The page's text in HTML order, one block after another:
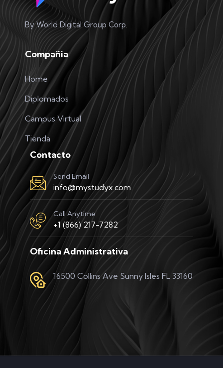
By World Digital Group Corp.
Compañia
Home
Diplomados
Campus Virtual
Tienda
Contacto
Send Email
info@mystudyx.com
Call Anytime
+1 (866) 217-7282
Oficina Administrativa
16500 Collins Ave Sunny Isles FL 33160